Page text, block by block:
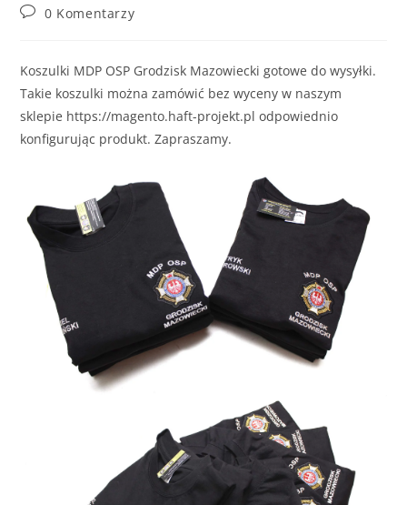
0 Komentarzy
Koszulki MDP OSP Grodzisk Mazowiecki gotowe do wysyłki.
Takie koszulki można zamówić bez wyceny w naszym
sklepie https://magento.haft-projekt.pl odpowiednio
konfigurując produkt. Zapraszamy.